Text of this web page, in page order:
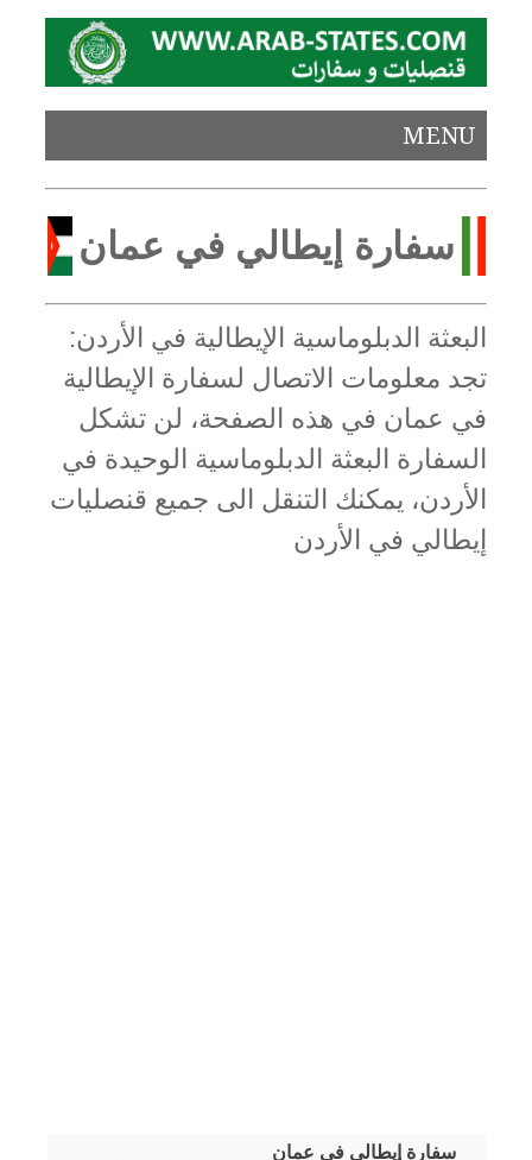
MENU
سفارة إيطالي في عمان
البعثة الدبلوماسية الإيطالية في الأردن:
تجد معلومات الاتصال لسفارة الإيطالية
في عمان في هذه الصفحة، لن تشكل
السفارة البعثة الدبلوماسية الوحيدة في
الأردن، يمكنك التنقل الى جميع قنصليات
إيطالي في الأردن
سفارة إيطالي في عمان